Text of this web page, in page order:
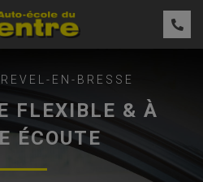
EN-BRESSE
FLEXIBLE & À
ÉCOUTE